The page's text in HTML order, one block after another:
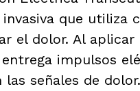
que utiliza
el dolor. Al
impulsos
señales de